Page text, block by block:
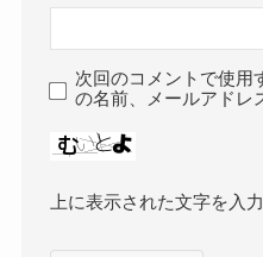
次回のコメントで使用
の名前、メールアドレ
上に表示された文字を入